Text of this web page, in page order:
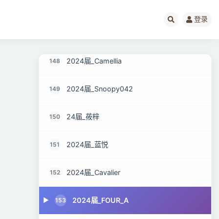
登录
148 2024届_Camellia
149 2024届_Snoopy042
150 24届_莜梓
151 2024届_蓝悦
152 2024届_Cavalier
153 2024届_FOUR_A